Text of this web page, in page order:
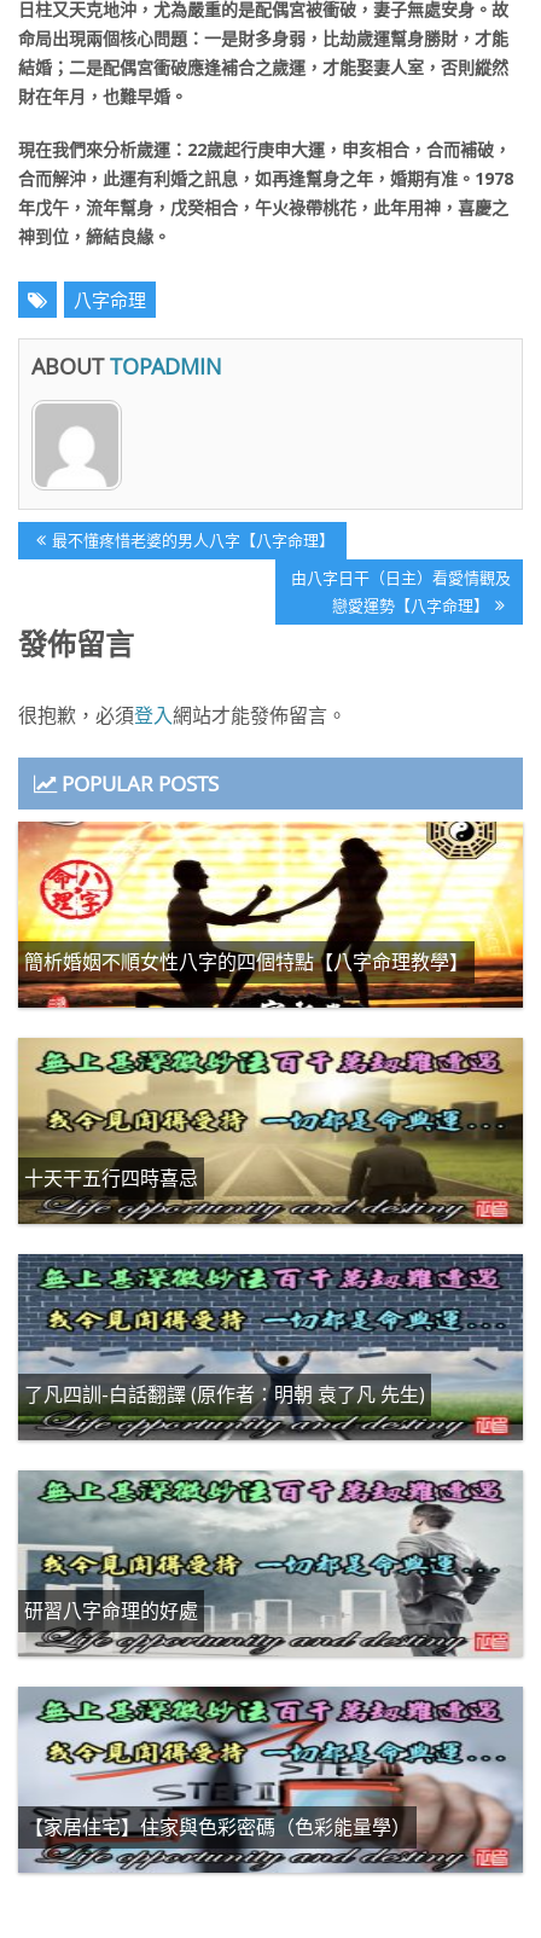
日柱又天克地沖，尤為嚴重的是配偶宮被衝破，妻子無處安身。故
命局出現兩個核心問題：一是財多身弱，比劫歲運幫身勝財，才能
結婚；二是配偶宮衝破應逢補合之歲運，才能娶妻人室，否則縱然
財在年月，也難早婚。
現在我們來分析歲運：22歲起行庚申大運，申亥相合，合而補破，
合而解沖，此運有利婚之訊息，如再逢幫身之年，婚期有准。1978
年戊午，流年幫身，戊癸相合，午火祿帶桃花，此年用神，喜慶之
神到位，締結良緣。
八字命理
ABOUT TOPADMIN
文
章
覽
Previous
Post:
最不懂疼惜老婆的男人八字【八字命理】
Next
由八字日干（日主）看愛情觀及
戀愛運勢【八字命理】
發佈留言
很抱歉，必須登入網站才能發佈留言。
POPULAR POSTS
簡析婚姻不順女性八字的四個特點【八字命理教學】
十天干五行四時喜忌
了凡四訓-白話翻譯 (原作者：明朝 袁了凡 先生)
研習八字命理的好處
【家居住宅】住家與色彩密碼（色彩能量學）